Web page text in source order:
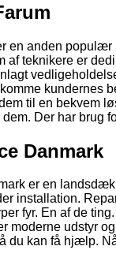
en anden
af teknikere er
kundernes
til en bekvem
Der har brug
Danmark
er en
installation.
fyr. En af de
moderne udstyr
du kan få hjælp.